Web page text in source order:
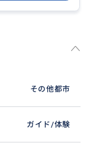
その他都市
ガイド/体験